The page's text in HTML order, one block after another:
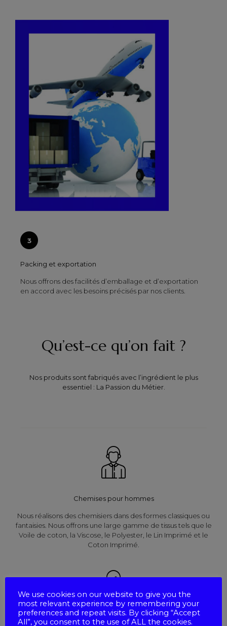
Packing et exportation
Nous offrons des facilités d’emballage et d’exportation
en accord avec les besoins précisés par nos clients.
Qu’est-ce qu’on fait ?
Nos produits sont fabriqués avec l’ingrédient le plus
essentiel : La Passion du Métier.
Chemises pour hommes
Nous réalisons des chemisiers dans des formes classiques ou
fantaisies. Nous offrons une large gamme de tissus tels que le
Voile de coton, la Viscose, le Polyester, le Lin Imprimé et le
Coton Imprimé.
Chemises pour femmes
We use cookies on our website to give you the
most relevant experience by remembering your
preferences and repeat visits. By clicking “Accept
All”, you consent to the use of ALL the cookies.